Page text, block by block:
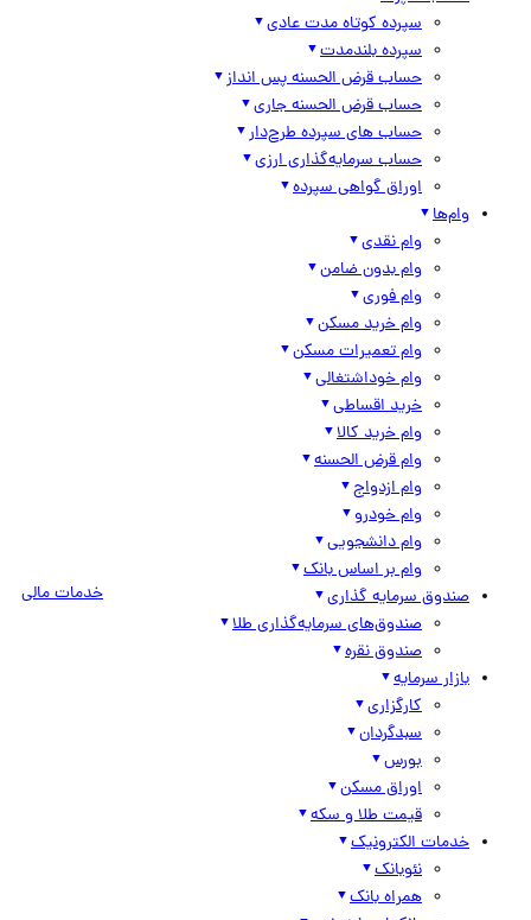
سپرده کوتاه مدت عادی
سپرده بلندمدت
حساب قرض الحسنه پس انداز
حساب قرض الحسنه جاری
حساب های سپرده طرح‌دار
حساب سرمایه‌گذاری ارزی
اوراق گواهی سپرده
وام‌ها
وام نقدی
وام بدون ضامن
وام فوری
وام خرید مسکن
وام تعمیرات مسکن
وام خوداشتغالی
خرید اقساطی
وام خرید کالا
وام قرض الحسنه
وام ازدواج
وام خودرو
وام دانشجویی
وام بر اساس بانک
صندوق سرمایه گذاری
صندوق‌های سرمایه‌گذاری طلا
صندوق نقره
بازار سرمایه
کارگزاری
سبدگردان
بورس
اوراق مسکن
قیمت طلا و سکه
خدمات الکترونیک
نئوبانک
همراه بانک
خدمات مالی